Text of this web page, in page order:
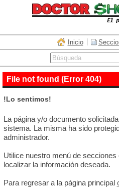
Inicio
File not found (Error 404)
!Lo sentimos!
La página y/o documento
sistema. La misma ha sido
administrador.
Utilice nuestro menú de
localizar la información deseada.
Para regresar a la página principal